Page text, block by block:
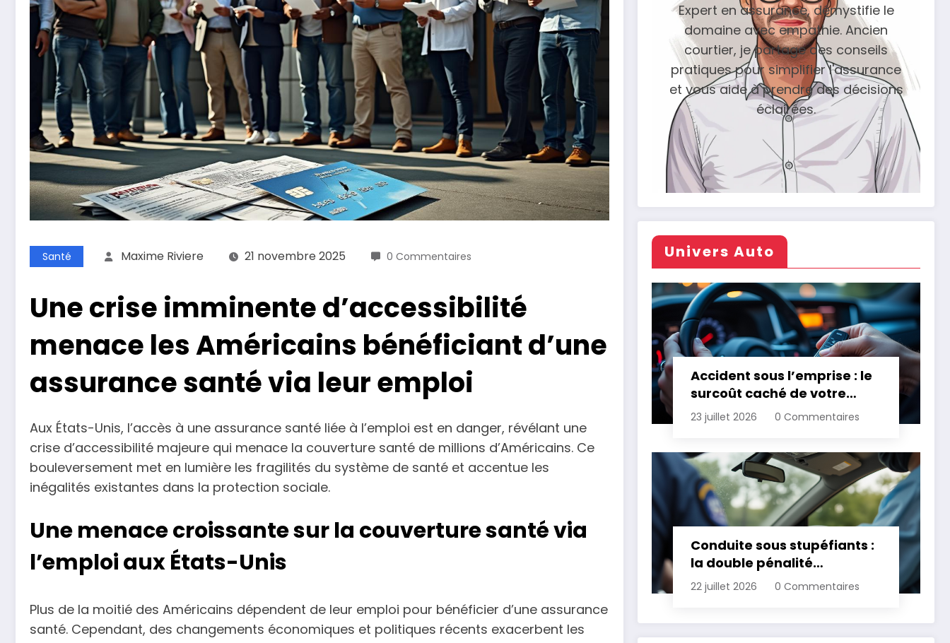
Santé Maxime Riviere 21 novembre 2025 0 Commentaires
Une crise imminente d’accessibilité
menace les Américains bénéficiant d’une
assurance santé via leur emploi
Aux États-Unis, l’accès à une assurance santé liée à l’emploi est en danger, révélant une
crise d’accessibilité majeure qui menace la couverture santé de millions d’Américains. Ce
bouleversement met en lumière les fragilités du système de santé et accentue les
inégalités existantes dans la protection sociale.
Une menace croissante sur la couverture santé via
l’emploi aux États-Unis
Plus de la moitié des Américains dépendent de leur emploi pour bénéficier d’une assurance
santé. Cependant, des changements économiques et politiques récents exacerbent les
Expert en assurance, démystifie le
domaine avec empathie. Ancien
courtier, je partage des conseils
pratiques pour simplifier l'assurance
et vous aide à prendre des décisions
éclairées.
Univers Auto
Accident sous l’emprise : le
surcoût caché de votre
assurance
23 juillet 2026 0 Commentaires
Conduite sous stupéfiants :
la double pénalité
d’assurance automobile
22 juillet 2026 0 Commentaires